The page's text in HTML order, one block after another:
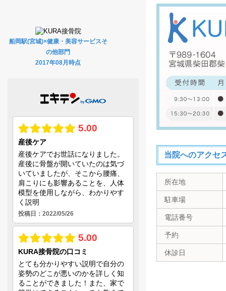
当院へのアクセ
所在地
駐車場
電話番号
予約
休診日
船岡駅(宮城)×健康・美容サービスそ
の他部門
2017年08月時点